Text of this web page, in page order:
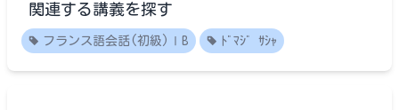
関連する講義を探す
フランス語会話(初級)ⅠB ﾄﾞﾏｼﾞ ｻｼｬ